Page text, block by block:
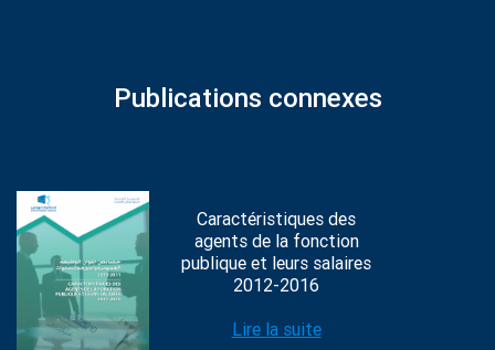
Publications connexes
Caractéristiques des
agents de la fonction
publique et leurs salaires
2012-2016
Lire la suite